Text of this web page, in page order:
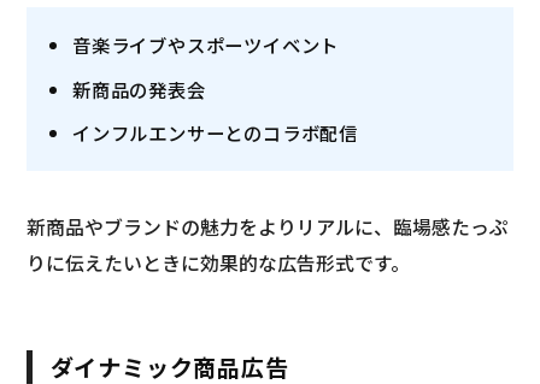
音楽ライブやスポーツイベント
新商品の発表会
インフルエンサーとのコラボ配信
新商品やブランドの魅力をよりリアルに、臨場感たっぷ
りに伝えたいときに効果的な広告形式です。
ダイナミック商品広告